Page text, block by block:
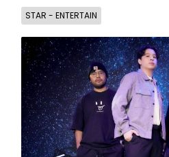
STAR - ENTERTAIN